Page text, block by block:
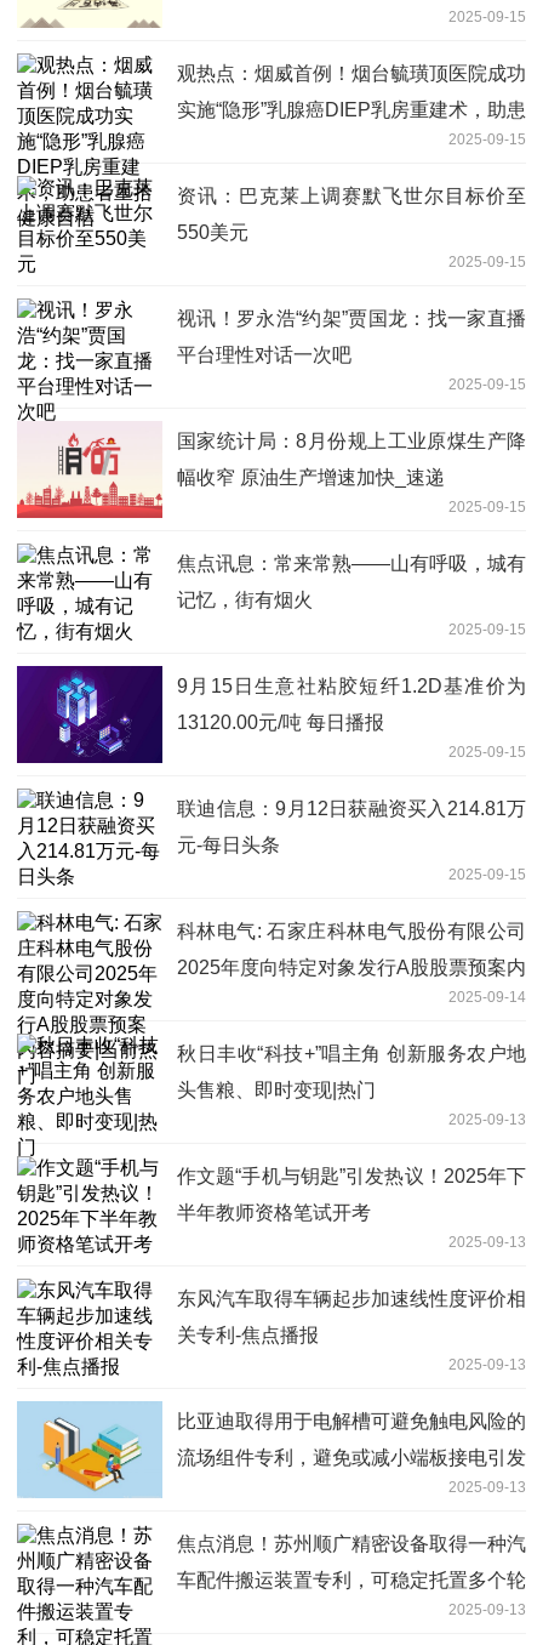
2025-09-15
观热点：烟威首例！烟台毓璜顶医院成功
实施“隐形”乳腺癌DIEP乳房重建术，助患
2025-09-15
资讯：巴克莱上调赛默飞世尔目标价至
550美元
2025-09-15
视讯！罗永浩“约架”贾国龙：找一家直播
平台理性对话一次吧
2025-09-15
国家统计局：8月份规上工业原煤生产降
幅收窄 原油生产增速加快_速递
2025-09-15
焦点讯息：常来常熟——山有呼吸，城有
记忆，街有烟火
2025-09-15
9月15日生意社粘胶短纤1.2D基准价为
13120.00元/吨 每日播报
2025-09-15
联迪信息：9月12日获融资买入214.81万
元-每日头条
2025-09-15
科林电气: 石家庄科林电气股份有限公司
2025年度向特定对象发行A股股票预案内
2025-09-14
秋日丰收“科技+”唱主角 创新服务农户地
头售粮、即时变现|热门
2025-09-13
作文题“手机与钥匙”引发热议！2025年下
半年教师资格笔试开考
2025-09-13
东风汽车取得车辆起步加速线性度评价相
关专利-焦点播报
2025-09-13
比亚迪取得用于电解槽可避免触电风险的
流场组件专利，避免或减小端板接电引发
2025-09-13
焦点消息！苏州顺广精密设备取得一种汽
车配件搬运装置专利，可稳定托置多个轮
2025-09-13